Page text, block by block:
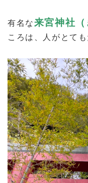
有名な来宮神社（
ころは、人がとて